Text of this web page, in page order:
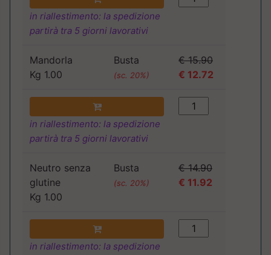
in riallestimento: la spedizione
partirà tra 5 giorni lavorativi
Mandorla
Kg 1.00
Busta
(sc. 20%)
€ 15.90
€ 12.72
in riallestimento: la spedizione
partirà tra 5 giorni lavorativi
Neutro senza
glutine
Kg 1.00
Busta
(sc. 20%)
€ 14.90
€ 11.92
in riallestimento: la spedizione